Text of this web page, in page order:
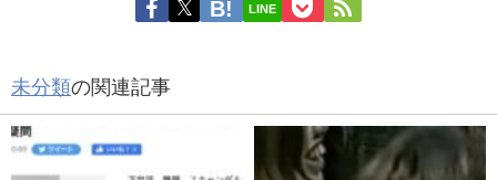
LINE
未分類の関連記事